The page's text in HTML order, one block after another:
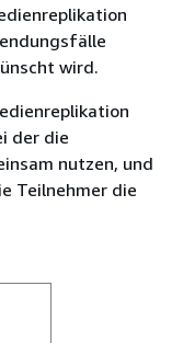
wird.
der die
nutzen, und
Teilnehmer die